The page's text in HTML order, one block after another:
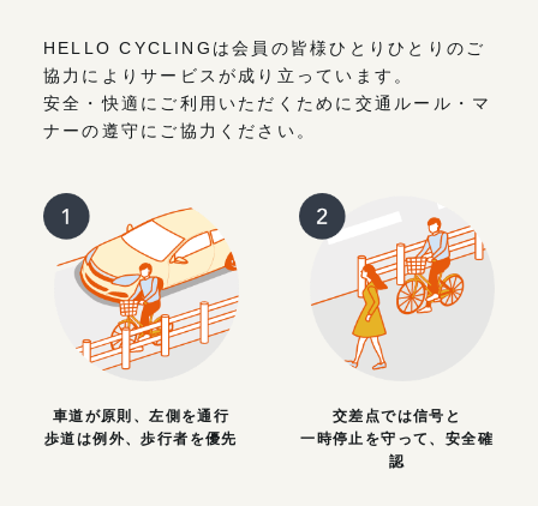
HELLO CYCLINGは会員の皆様ひとりひとりのご
協力によりサービスが成り立っています。
安全・快適にご利用いただくために交通ルール・マ
ナーの遵守にご協力ください。
車道が原則、左側を通行
歩道は例外、歩行者を優先
交差点では信号と
一時停止を守って、安全確
認